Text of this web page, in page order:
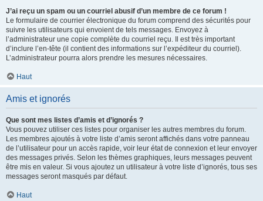
J’ai reçu un spam ou un courriel abusif d’un membre de ce forum !
Le formulaire de courrier électronique du forum comprend des sécurités pour
suivre les utilisateurs qui envoient de tels messages. Envoyez à
l’administrateur une copie complète du courriel reçu. Il est très important
d’inclure l’en-tête (il contient des informations sur l’expéditeur du courriel).
L’administrateur pourra alors prendre les mesures nécessaires.
Haut
Amis et ignorés
Que sont mes listes d’amis et d’ignorés ?
Vous pouvez utiliser ces listes pour organiser les autres membres du forum.
Les membres ajoutés à votre liste d’amis seront affichés dans votre panneau
de l’utilisateur pour un accès rapide, voir leur état de connexion et leur envoyer
des messages privés. Selon les thèmes graphiques, leurs messages peuvent
être mis en valeur. Si vous ajoutez un utilisateur à votre liste d’ignorés, tous ses
messages seront masqués par défaut.
Haut